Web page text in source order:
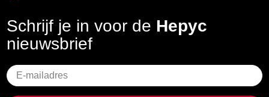
Schrijf je in voor de Hepyc
nieuwsbrief
Geen
titel